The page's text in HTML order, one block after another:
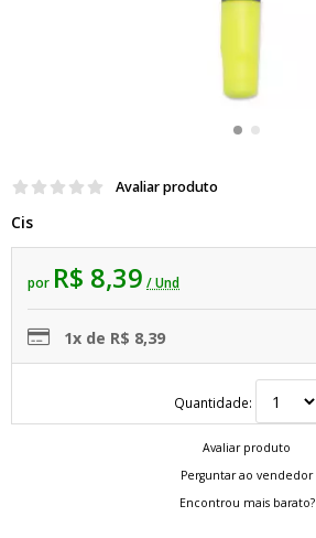
Avaliar produto
Cis
por R$ 8,39 / Und
1x de R$ 8,39
Quantidade:
Avaliar produto
Perguntar ao vendedor
Encontrou mais barato?